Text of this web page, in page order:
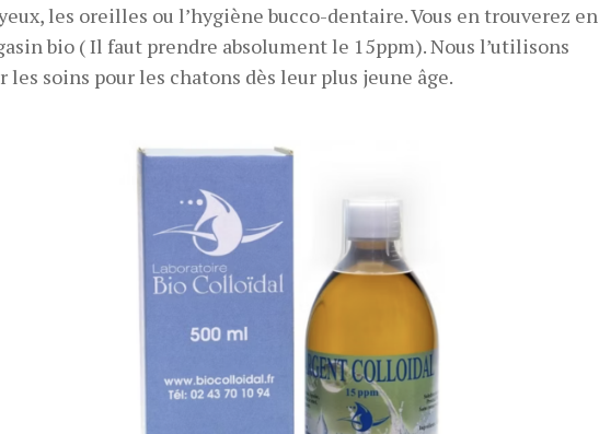
les oreilles ou l’hygiène bucco-dentaire. Vous en trouverez en
bio ( Il faut prendre absolument le 15ppm). Nous l’utilisons
les soins pour les chatons dès leur plus jeune âge.